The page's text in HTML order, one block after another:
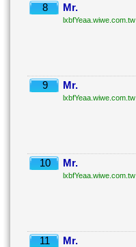
8 Mr.
lxbfYeaa.wiwe.com.tw
9 Mr.
lxbfYeaa.wiwe.com.tw
10 Mr.
lxbfYeaa.wiwe.com.tw
11 Mr.